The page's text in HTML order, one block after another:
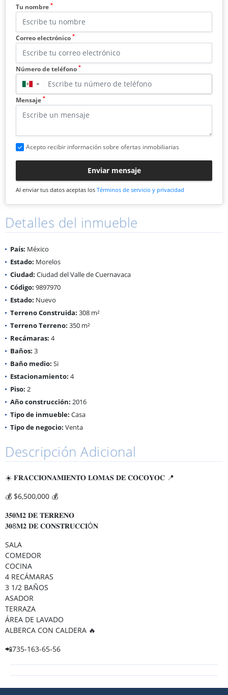
Tu nombre *
Correo electrónico *
Número de teléfono *
▼
Mensaje *
Acepto recibir información sobre ofertas inmobiliarias
Enviar mensaje
Al enviar tus datos aceptas los Términos de servicio y privacidad
Detalles del inmueble
País: México
Estado: Morelos
Ciudad: Ciudad del Valle de Cuernavaca
Código: 9897970
Estado: Nuevo
Terreno Construida: 308 m²
Terreno Terreno: 350 m²
Recámaras: 4
Baños: 3
Baño medio: Si
Estacionamiento: 4
Piso: 2
Año construcción: 2016
Tipo de inmueble: Casa
Tipo de negocio: Venta
Descripción Adicional
☀️ 𝐅𝐑𝐀𝐂𝐂𝐈𝐎𝐍𝐀𝐌𝐈𝐄𝐍𝐓𝐎 𝐋𝐎𝐌𝐀𝐒 𝐃𝐄 𝐂𝐎𝐂𝐎𝐘𝐎𝐂 📍
💰 $6,500,000 💰
𝟑𝟓𝟎𝐌𝟐 𝐃𝐄 𝐓𝐄𝐑𝐑𝐄𝐍𝐎
𝟑𝟎8𝐌𝟐 𝐃𝐄 𝐂𝐎𝐍𝐒𝐓𝐑𝐔𝐂𝐂𝐈Ó𝐍
SALA
COMEDOR
COCINA
4 RECÁMARAS
3 1/2 BAÑOS
ASADOR
TERRAZA
ÁREA DE LAVADO
ALBERCA CON CALDERA 🔥
📲735-163-65-56